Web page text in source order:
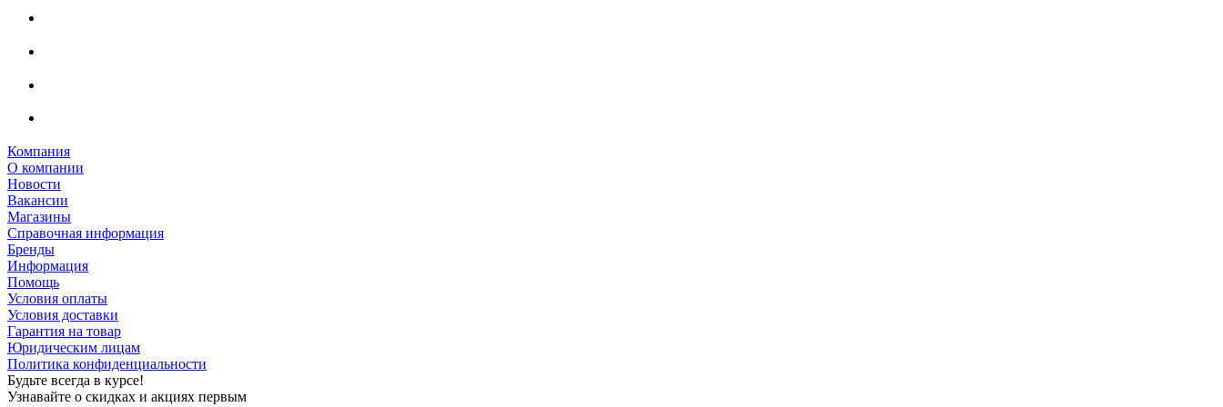
Компания
О компании
Новости
Вакансии
Магазины
Справочная информация
Бренды
Информация
Помощь
Условия оплаты
Условия доставки
Гарантия на товар
Юридическим лицам
Политика конфиденциальности
Будьте всегда в курсе!
Узнавайте о скидках и акциях первым